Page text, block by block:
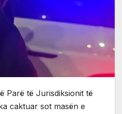
Parë të Jurisdiksionit të
caktuar sot masën e